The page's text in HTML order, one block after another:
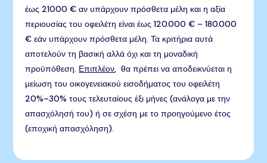
έως 21000 € αν υπάρχουν πρόσθετα μέλη και η αξία
περιουσίας του οφειλέτη είναι έως 120.000 € – 180.000
€ εάν υπάρχουν πρόσθετα μέλη. Τα κριτήρια αυτά
αποτελούν τη βασική αλλά όχι και τη μοναδική
προϋπόθεση. Επιπλέον, θα πρέπει να αποδεικνύεται η
μείωση του οικογενειακού εισοδήματος του οφειλέτη
20%–30% τους τελευταίους έξι μήνες (ανάλογα με την
απασχόλησή του) ή σε σχέση με το προηγούμενο έτος
(εποχική απασχόληση).